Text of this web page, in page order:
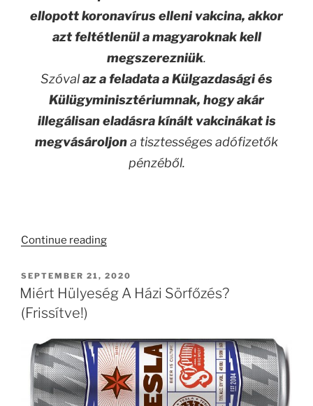
ellopott koronavírus elleni vakcina, akkor
azt feltétlenül a magyaroknak kell
megszerezniük.
Szóvalaz a feladata a Külgazdasági és
Külügyminisztériumnak, hogy akár
illegálisan eladásra kínált vakcinákat is
megvásároljona tisztességes adófizetők
pénzéből.
Continue reading“A
Fejedelme”
POSTED
ON
SEPTEMBER 21, 2020
Miért Hülyeség A Házi Sörfőzés?
(Frissítve!)